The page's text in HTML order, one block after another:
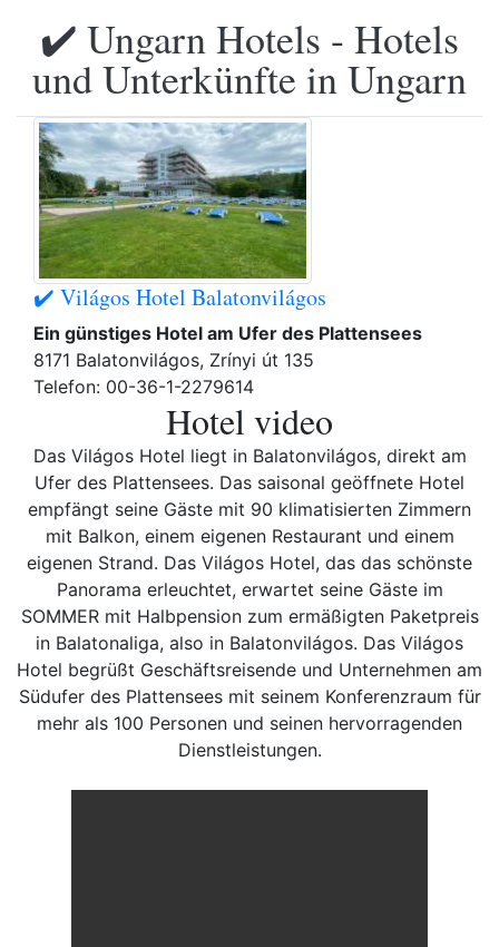
✔️ Ungarn Hotels - Hotels
und Unterkünfte in Ungarn
✔️ Világos Hotel Balatonvilágos
Ein günstiges Hotel am Ufer des Plattensees
8171 Balatonvilágos, Zrínyi út 135
Telefon: 00-36-1-2279614
Hotel video
Das Világos Hotel liegt in Balatonvilágos, direkt am
Ufer des Plattensees. Das saisonal geöffnete Hotel
empfängt seine Gäste mit 90 klimatisierten Zimmern
mit Balkon, einem eigenen Restaurant und einem
eigenen Strand. Das Világos Hotel, das das schönste
Panorama erleuchtet, erwartet seine Gäste im
SOMMER mit Halbpension zum ermäßigten Paketpreis
in Balatonaliga, also in Balatonvilágos. Das Világos
Hotel begrüßt Geschäftsreisende und Unternehmen am
Südufer des Plattensees mit seinem Konferenzraum für
mehr als 100 Personen und seinen hervorragenden
Dienstleistungen.